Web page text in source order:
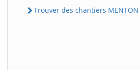
Trouver des chantiers MENTON